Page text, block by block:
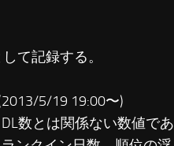
て記録する。
5/19 19:00〜)
数とは関係ない数値であ